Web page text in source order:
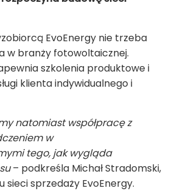
EvoEnergy nie trzeba
w branży fotowoltaicznej.
szkolenia produktowe i
klienta indywidualnego i
natomiast współpracę z
w
tego, jak wygląda
– podkreśla Michał Stradomski,
sieci sprzedaży EvoEnergy.